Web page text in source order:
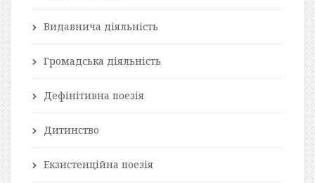
Видавнича діяльність
Громадська діяльність
Дефінітивна поезія
Дитинство
Екзистенційна поезія